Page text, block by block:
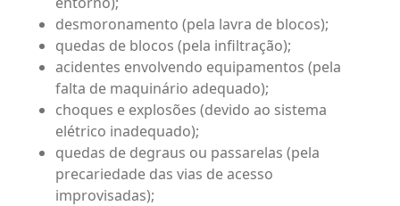
desmoronamento (pela lavra de blocos);
quedas de blocos (pela infiltração);
acidentes envolvendo equipamentos (pela
falta de maquinário adequado);
choques e explosões (devido ao sistema
elétrico inadequado);
quedas de degraus ou passarelas (pela
precariedade das vias de acesso
improvisadas);